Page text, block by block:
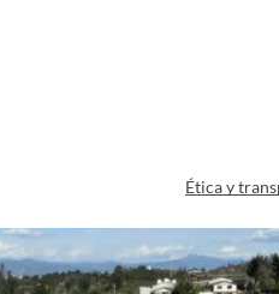
Ética y